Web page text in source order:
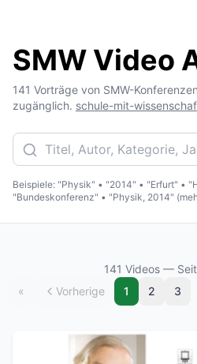
SMW Video
141 Vorträge von SMW-
zugänglich. schule-mit-
Beispiele: "Physik" • "2014" • "Erfurt" •
"Bundeskonferenz" • "Physik, 2014"
141 Videos—
«
Vorherige 1 2 3